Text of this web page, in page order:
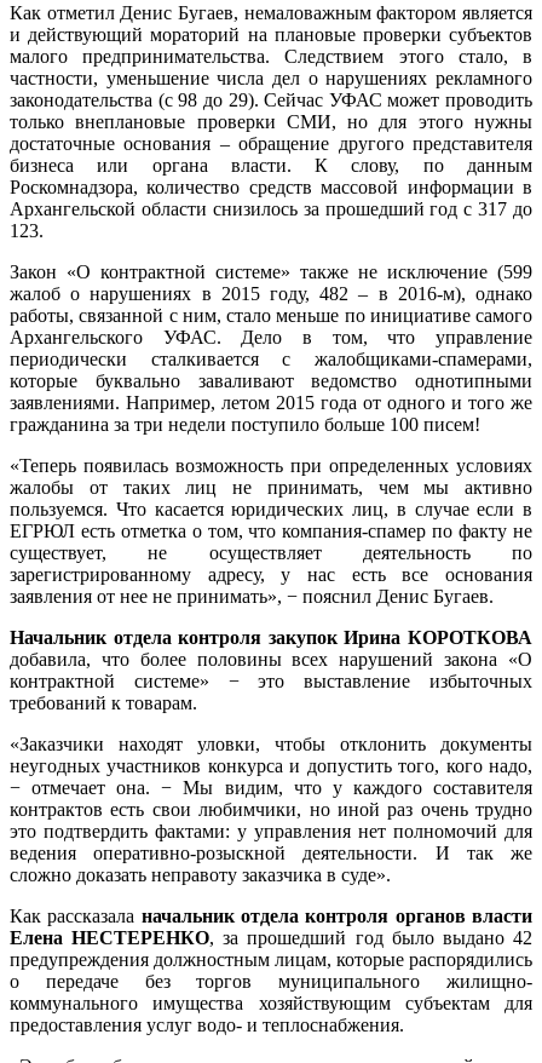
Как отметил Денис Бугаев, немаловажным фактором является
и действующий мораторий на плановые проверки субъектов
малого предпринимательства. Следствием этого стало, в
частности, уменьшение числа дел о нарушениях рекламного
законодательства (с 98 до 29). Сейчас УФАС может проводить
только внеплановые проверки СМИ, но для этого нужны
достаточные основания – обращение другого представителя
бизнеса или органа власти. К слову, по данным
Роскомнадзора, количество средств массовой информации в
Архангельской области снизилось за прошедший год с 317 до
123.
Закон «О контрактной системе» также не исключение (599
жалоб о нарушениях в 2015 году, 482 – в 2016-м), однако
работы, связанной с ним, стало меньше по инициативе самого
Архангельского УФАС. Дело в том, что управление
периодически сталкивается с жалобщиками-спамерами,
которые буквально заваливают ведомство однотипными
заявлениями. Например, летом 2015 года от одного и того же
гражданина за три недели поступило больше 100 писем!
«Теперь появилась возможность при определенных условиях
жалобы от таких лиц не принимать, чем мы активно
пользуемся. Что касается юридических лиц, в случае если в
ЕГРЮЛ есть отметка о том, что компания-спамер по факту не
существует, не осуществляет деятельность по
зарегистрированному адресу, у нас есть все основания
заявления от нее не принимать», − пояснил Денис Бугаев.
Начальник отдела контроля закупок Ирина КОРОТКОВА
добавила, что более половины всех нарушений закона «О
контрактной системе» − это выставление избыточных
требований к товарам.
«Заказчики находят уловки, чтобы отклонить документы
неугодных участников конкурса и допустить того, кого надо,
− отмечает она. − Мы видим, что у каждого составителя
контрактов есть свои любимчики, но иной раз очень трудно
это подтвердить фактами: у управления нет полномочий для
ведения оперативно-розыскной деятельности. И так же
сложно доказать неправоту заказчика в суде».
Как рассказала начальник отдела контроля органов власти
Елена НЕСТЕРЕНКО, за прошедший год было выдано 42
предупреждения должностным лицам, которые распорядились
о передаче без торгов муниципального жилищно-
коммунального имущества хозяйствующим субъектам для
предоставления услуг водо- и теплоснабжения.